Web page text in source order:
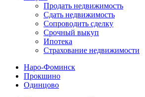
Продать недвижимость
Сдать недвижимость
Сопроводить сделку
Срочный выкуп
Ипотека
Страхование недвижимости
Наро-Фоминск
Прокшино
Одинцово